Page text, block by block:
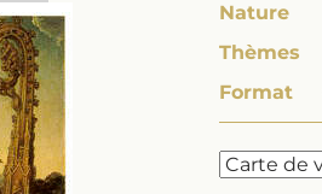
Nature
Thèmes
Format